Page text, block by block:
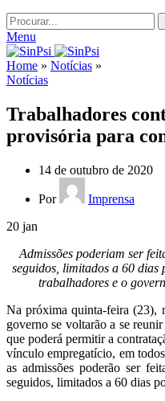
Menu
Home » Notícias »
Notícias
Trabalhadores
provisória para
14 de outubro de 2020
Por
Imprensa
20 jan
Admissões poderiam ser
seguidos, limitados a 60 dias
trabalhadores e o
Na próxima quinta-feira (23),
governo se voltarão a se
que poderá permitir a
vínculo empregatício, em
as admissões poderão ser
seguidos, limitados a 60 dias